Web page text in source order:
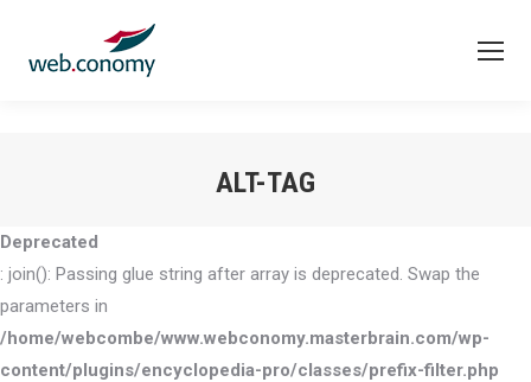
Deprecated
: join(): Passing glue string after array is deprecated. Swap the
parameters in
/home/webcombe/www.webconomy.masterbrain.com/wp-
content/plugins/encyclopedia-pro/classes/prefix-filter.php
ALT-TAG